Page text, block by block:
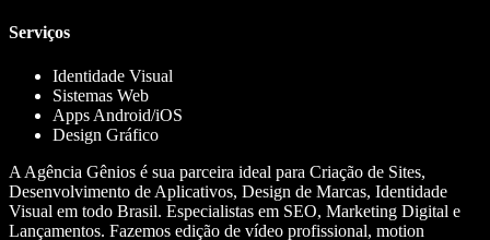
Serviços
Identidade Visual
Sistemas Web
Apps Android/iOS
Design Gráfico
A Agência Gênios é sua parceira ideal para Criação de Sites,
Desenvolvimento de Aplicativos, Design de Marcas, Identidade
Visual em todo Brasil. Especialistas em SEO, Marketing Digital e
Lançamentos. Fazemos edição de vídeo profissional, motion